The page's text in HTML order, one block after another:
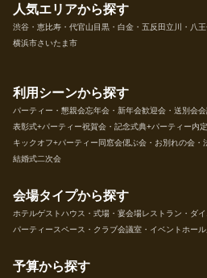
人気エリアから探す
渋谷・恵比寿・代官山 目黒・白金・五反田立川・八
横浜市さいたま市
利用シーンから探す
パーティー・懇親会忘年会・新年会歓迎会・送別会
表彰式+パーティー祝賀会・記念式典+パーティー内
キックオフ+パーティー 同窓会偲ぶ会・お別れの会・
結婚式二次会
会場タイプから探す
ホテルゲストハウス・式場・宴会場レストラン・ダ
パーティースペース・クラブ会議室・イベントホール
予算から探す